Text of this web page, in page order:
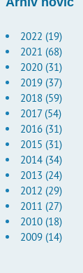
2022 (19)
2021 (68)
2020 (31)
2019 (37)
2018 (59)
2017 (54)
2016 (31)
2015 (31)
2014 (34)
2013 (24)
2012 (29)
2011 (27)
2010 (18)
2009 (14)